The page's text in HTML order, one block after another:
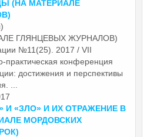
(НА МАТЕРИАЛЕ
ГЛЯНЦЕВЫХ ЖУРНАЛОВ)
№11(25). 2017 / VII
конференция
достижения и перспективы
...
И «ЗЛО» И ИХ ОТРАЖЕНИЕ В
МОРДОВСКИХ